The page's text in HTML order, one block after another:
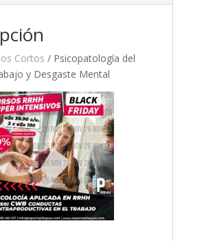
Cortos / Psicopatología del
y Desgaste Mental